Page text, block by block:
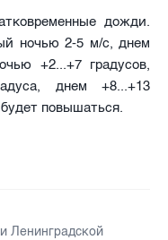
дожди.
ночью 2-5 м/с, днем
+2...+7 градусов,
днем +8...+13
повышаться.
Ленинградской